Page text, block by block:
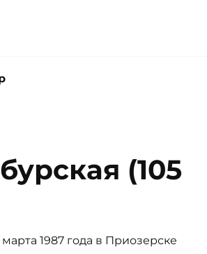
(105
1987 года в Приозерске